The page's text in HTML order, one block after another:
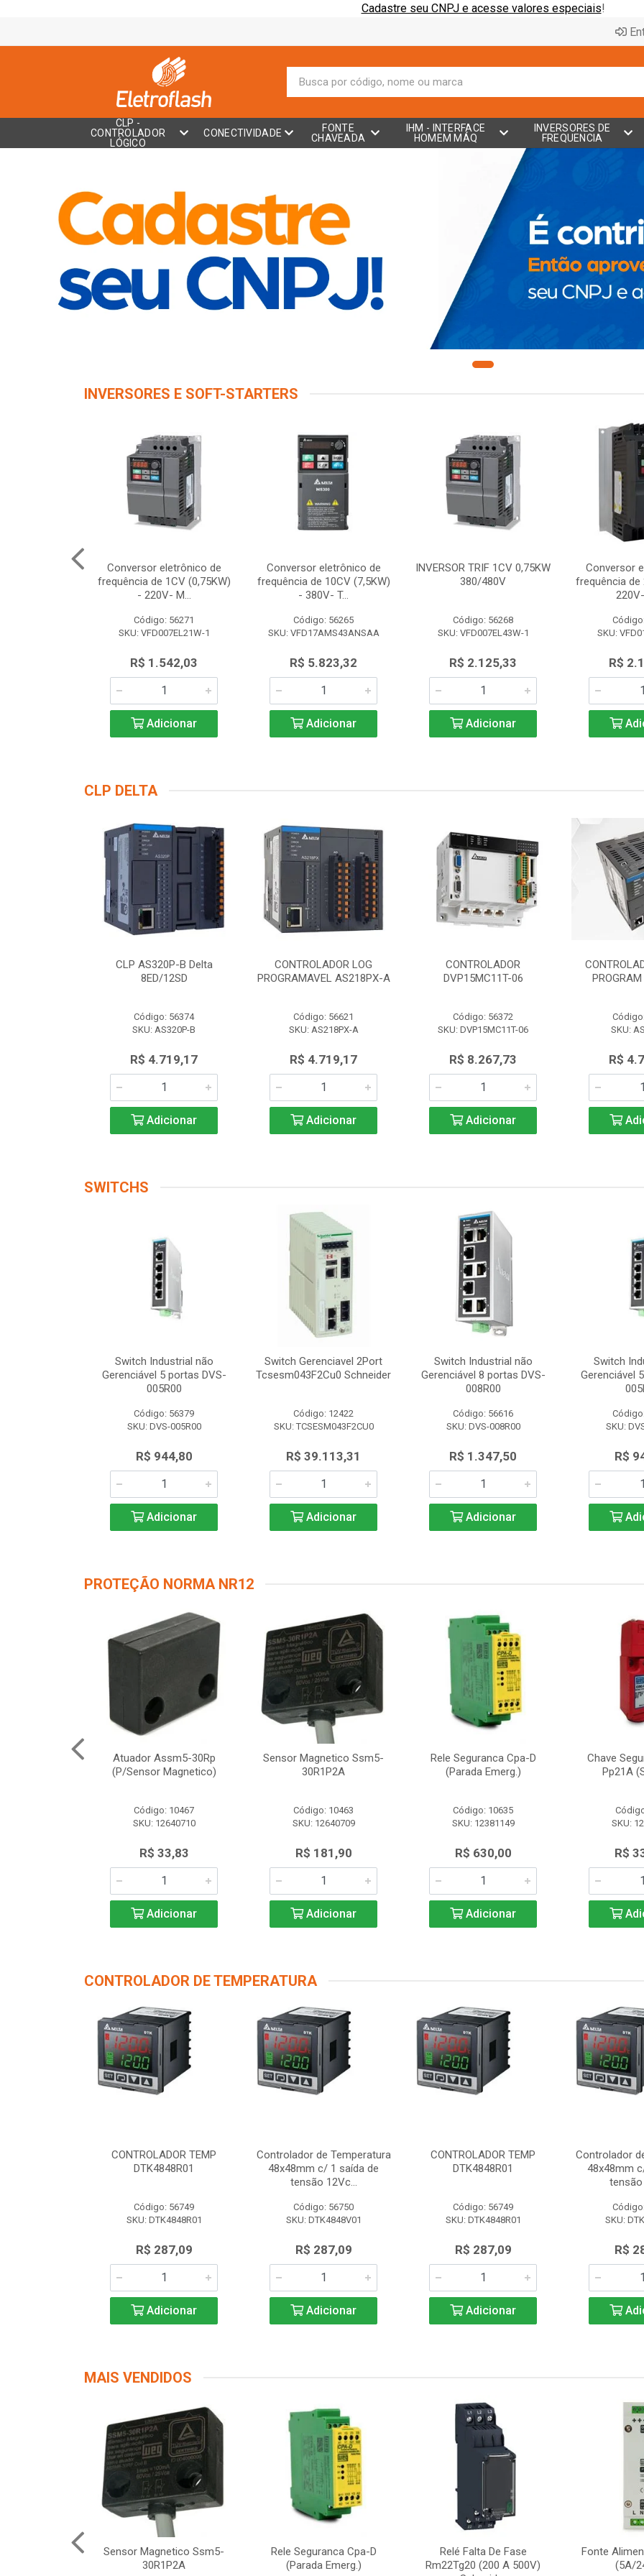
Cadastre seu CNPJ e acesse valores especiais!
CLP -
CONTROLADOR
LÓGICO
CONECTIVIDADE
FONTE
CHAVEADA
IHM - INTERFACE
HOMEM MÁQ
INVERSORES DE
FREQUENCIA
INVERSORES E SOFT-STARTERS
Conversor eletrônico de
frequência de 1CV (0,75KW)
- 220V- M...
Código: 56271
SKU: VFD007EL21W-1
R$ 1.542,03
Adicionar
Conversor eletrônico de
frequência de 10CV (7,5KW)
- 380V- T...
Código: 56265
SKU: VFD17AMS43ANSAA
R$ 5.823,32
Adicionar
INVERSOR TRIF 1CV 0,75KW
380/480V
Código: 56268
SKU: VFD007EL43W-1
R$ 2.125,33
Adicionar
Conversor
frequência de
SKU:
R$
CLP DELTA
CLP AS320P-B Delta
8ED/12SD
Código: 56374
SKU: AS320P-B
R$ 4.719,17
Adicionar
CONTROLADOR LOG
PROGRAMAVEL AS218PX-A
Código: 56621
SKU: AS218PX-A
R$ 4.719,17
Adicionar
CONTROLADOR
DVP15MC11T-06
Código: 56372
SKU: DVP15MC11T-06
R$ 8.267,73
Adicionar
SKU:
R$
SWITCHS
Switch Industrial não
Gerenciável 5 portas DVS-
005R00
Código: 56379
SKU: DVS-005R00
R$ 944,80
Adicionar
Switch Gerenciavel 2Port
Tcsesm043F2Cu0 Schneider
Código: 12422
SKU: TCSESM043F2CU0
R$ 39.113,31
Adicionar
Switch Industrial não
Gerenciável 8 portas DVS-
008R00
Código: 56616
SKU: DVS-008R00
R$ 1.347,50
Adicionar
Switch
Gerenciável
SKU:
R$
PROTEÇÃO NORMA NR12
Atuador Assm5-30Rp
(P/Sensor Magnetico)
Código: 10467
SKU: 12640710
R$ 33,83
Adicionar
Sensor Magnetico Ssm5-
30R1P2A
Código: 10463
SKU: 12640709
R$ 181,90
Adicionar
Rele Seguranca Cpa-D
(Parada Emerg.)
Código: 10635
SKU: 12381149
R$ 630,00
Adicionar
Chave
Pp21A
SKU:
R$
CONTROLADOR DE TEMPERATURA
CONTROLADOR TEMP
DTK4848R01
Código: 56749
SKU: DTK4848R01
R$ 287,09
Adicionar
Controlador de Temperatura
48x48mm c/ 1 saída de
tensão 12Vc...
Código: 56750
SKU: DTK4848V01
R$ 287,09
Adicionar
CONTROLADOR TEMP
DTK4848R01
Código: 56749
SKU: DTK4848R01
R$ 287,09
Adicionar
Controlador
48x48mm
tensão
SKU:
R$
MAIS VENDIDOS
Sensor Magnetico Ssm5-
30R1P2A
Rele Seguranca Cpa-D
(Parada Emerg.)
Relé Falta De Fase
Rm22Tg20 (200 A 500V)
Fonte
(5A/